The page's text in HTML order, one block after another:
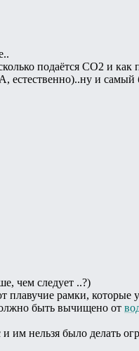
подаётся СО2 и
естественно)..ну и
чем следует ..?)
рамки, которые
быть вычищено от
им нельзя было делать